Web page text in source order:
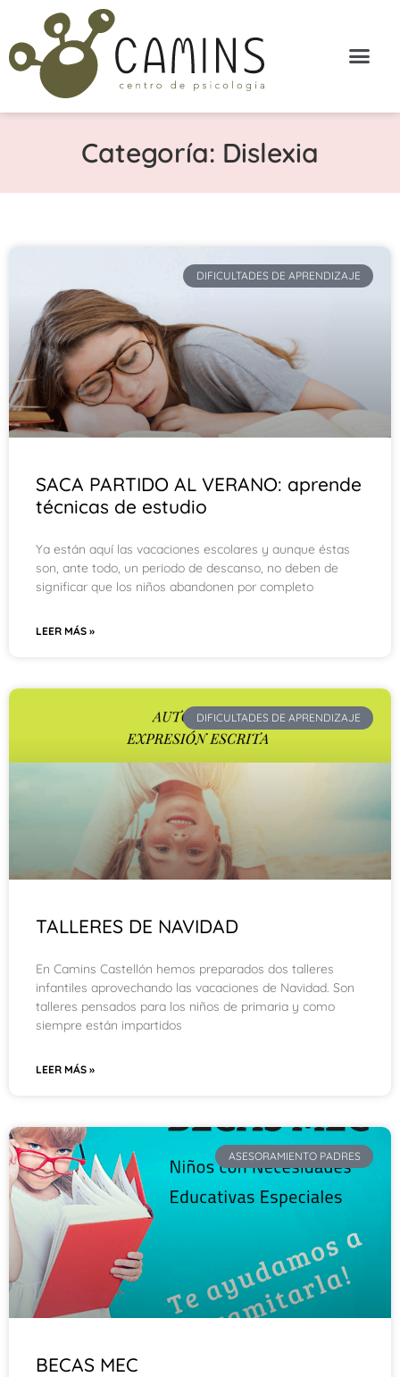
Categoría: Dislexia
DIFICULTADES DE APRENDIZAJE
SACA PARTIDO AL VERANO: aprende
técnicas de estudio
Ya están aquí las vacaciones escolares y aunque éstas
son, ante todo, un periodo de descanso, no deben de
significar que los niños abandonen por completo
LEER MÁS »
DIFICULTADES DE APRENDIZAJE
TALLERES DE NAVIDAD
En Camins Castellón hemos preparados dos talleres
infantiles aprovechando las vacaciones de Navidad. Son
talleres pensados para los niños de primaria y como
siempre están impartidos
LEER MÁS »
ASESORAMIENTO PADRES
BECAS MEC